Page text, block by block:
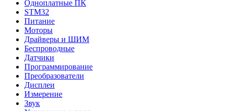
Одноплатные ПК
STM32
Питание
Моторы
Драйверы и ШИМ
Беспроводные
Датчики
Программирование
Преобразователи
Дисплеи
Измерение
Звук